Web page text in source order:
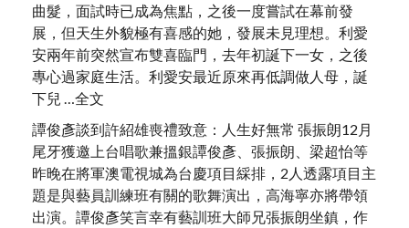
曲髮，面試時已成為焦點，之後一度嘗試在幕前發
展，但天生外貌極有喜感的她，發展未見理想。利愛
安兩年前突然宣布雙喜臨門，去年初誕下一女，之後
專心過家庭生活。利愛安最近原來再低調做人母，誕
下兒 …全文
譚俊彥談到許紹雄喪禮致意：人生好無常 張振朗12月
尾牙獲邀上台唱歌兼搵銀譚俊彥、張振朗、梁超怡等
昨晚在將軍澳電視城為台慶項目綵排，2人透露項目主
題是與藝員訓練班有關的歌舞演出，高海寧亦將帶領
出演。譚俊彥笑言幸有藝訓班大師兄張振朗坐鎮，作